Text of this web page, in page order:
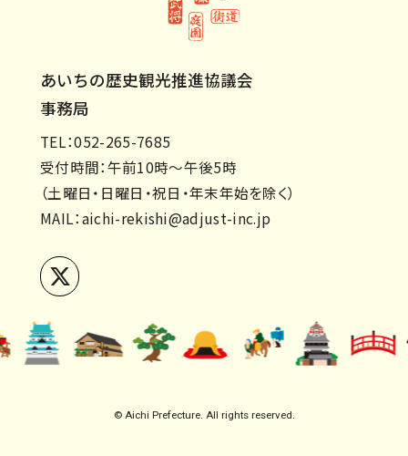
あいちの歴史観光推進協議会
事務局
TEL：052-265-7685
受付時間：午前10時～午後5時
（土曜日・日曜日・祝日・年末年始を除く）
MAIL：aichi-rekishi@adjust-inc.jp
© Aichi Prefecture. All rights reserved.